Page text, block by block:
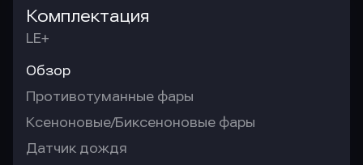
Комплектация
LE+
Обзор
Противотуманные фары
Ксеноновые/Биксеноновые фары
Датчик дождя